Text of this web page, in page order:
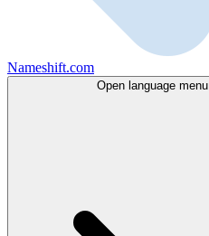
Nameshift.com
Open language menu